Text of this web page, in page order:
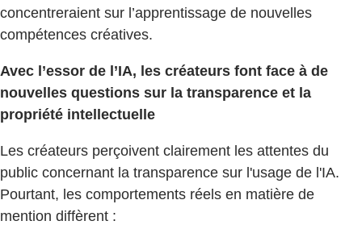
concentreraient sur l’apprentissage de nouvelles
compétences créatives.
Avec l’essor de l’IA, les créateurs font face à de
nouvelles questions sur la transparence et la
propriété intellectuelle
Les créateurs perçoivent clairement les attentes du
public concernant la transparence sur l'usage de l'IA.
Pourtant, les comportements réels en matière de
mention diffèrent :